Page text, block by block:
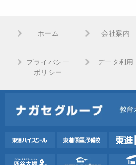
ホーム 会社案内
プライバシー
ポリシー
データ利用